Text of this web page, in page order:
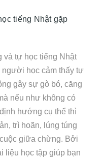
tiếng Nhật gặp
và tự học tiếng Nhật
người học cảm thấy tự
gây sự gò bó, căng
nếu như không có
hướng cụ thể thì
trì hoãn, lúng túng
giữa chừng. Bởi
liệu học tập giúp bạn